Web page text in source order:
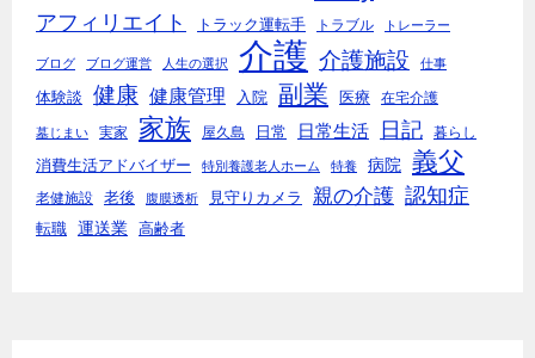
アフィリエイト トラック運転手 トラブル トレーラー
ブログ ブログ運営 人生の選択 介護 介護施設 仕事
体験談 健康 健康管理 入院 副業 医療 在宅介護
墓じまい 実家 家族 屋久島 日常 日常生活 日記 暮らし
消費生活アドバイザー 特別養護老人ホーム 特養 病院 義父
老健施設 老後 腹膜透析 見守りカメラ 親の介護 認知症
転職 運送業 高齢者